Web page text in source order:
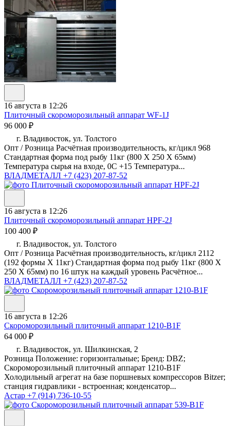
16 августа в 12:26
Плиточный скороморозильный аппарат WF-1J
96 000 ₽
г. Владивосток, ул. Толстого
Опт / Розница Расчётная производительность, кг/цикл 968
Стандартная форма под рыбу 11кг (800 Х 250 Х 65мм)
Температура сырья на входе, 0С +15 Температура...
ВЛАДМЕТАЛЛ +7 (423) 207-87-52
16 августа в 12:26
Плиточный скороморозильный аппарат HPF-2J
100 400 ₽
г. Владивосток, ул. Толстого
Опт / Розница Расчётная производительность, кг/цикл 2112
(192 формы Х 11кг) Стандартная форма под рыбу 11кг (800 Х
250 Х 65мм) по 16 штук на каждый уровень Расчётное...
ВЛАДМЕТАЛЛ +7 (423) 207-87-52
16 августа в 12:26
Скороморозильный плиточный аппарат 1210-B1F
64 000 ₽
г. Владивосток, ул. Шилкинская, 2
Розница Положение: горизонтальные; Бренд: DBZ;
Скороморозильный плиточный аппарат 1210-B1F
Холодильный агрегат на базе поршневых компрессоров Bitzer;
станция гидравлики - встроенная; конденсатор...
Астар +7 (914) 736-10-55